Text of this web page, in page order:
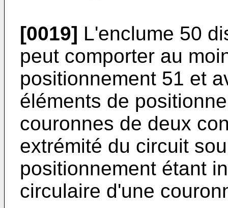
[0019] L'enclume 50
peut comporter au
positionnement 51 et
éléments de
couronnes de deux
extrémité du circuit
positionnement étant
circulaire d'une